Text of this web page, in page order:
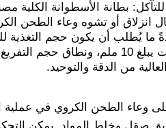
بطانة الأسطوانة الكلية
انزلاق أو تشوه وعاء الطحن
من الدقة والتوحيد.
وعاء الطحن الكروي في عملية